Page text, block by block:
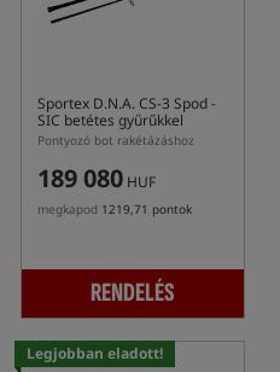
Sportex D.N.A. CS-3 Spod-
SIC betétes gyűrűkkel
Pontyozó bot rakétázáshoz
189 080 HUF
megkapod 1219,71 pontok
RENDELÉS
Legjobban eladott!